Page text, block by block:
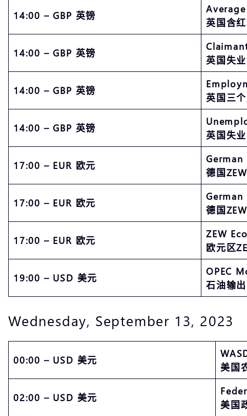
14:00 – GBP 英镑
英国含
14:00 – GBP 英镑
英国失
14:00 – GBP 英镑
英国三
14:00 – GBP 英镑
英国失
17:00 – EUR 欧元
德国
17:00 – EUR 欧元
德国
17:00 – EUR 欧元
ZEW
欧元区
19:00 – USD 美元
OPEC
石油输
Wednesday, September 13, 2023
00:00 – USD 美元
美国
02:00 – USD 美元
美国